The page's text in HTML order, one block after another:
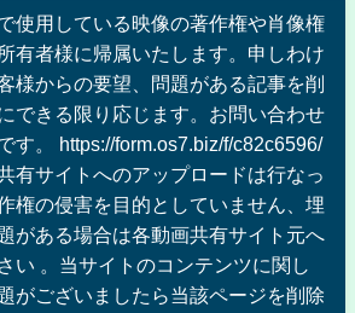
使用している映像の著作権や肖像権
有者様に帰属いたします。申しわけ
様からの要望、問題がある記事を削
できる限り応じます。お問い合わせ
す。 https://form.os7.biz/f/c82c6596/
有サイトへのアップロードは行なっ
権の侵害を目的としていません、埋
がある場合は各動画共有サイト元へ
い 。当サイトのコンテンツに関し
がございましたら当該ページを削除